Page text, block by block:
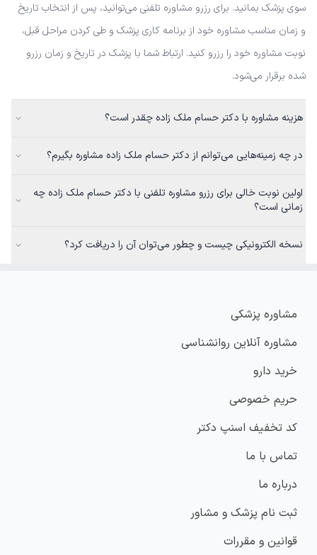
سوی پزشک بمانید. برای رزرو مشاوره تلفنی می‌توانید، پس از انتخاب تاریخ
و زمان مناسب مشاوره خود از برنامه کاری پزشک و طی کردن مراحل قبل،
نوبت مشاوره خود را رزرو کنید. ارتباط شما با پزشک در تاریخ و زمان رزرو
شده برقرار می‌شود.
هزینه مشاوره با دکتر حسام ملک زاده چقدر است؟
در چه زمینه‌هایی می‌توانم از دکتر حسام ملک زاده مشاوره بگیرم؟
اولین نوبت خالی برای رزرو مشاوره تلفنی با دکتر حسام ملک زاده چه
زمانی است؟
نسخه الکترونیکی چیست و چطور می‌توان آن را دریافت کرد؟
مشاوره پزشکی
مشاوره آنلاین روانشناسی
خرید دارو
حریم خصوصی
کد تخفیف اسنپ دکتر
تماس با ما
درباره ما
ثبت نام پزشک و مشاور
قوانین و مقررات